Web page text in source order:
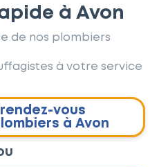
à Avon
de nos plombiers
à votre service
rendez-vous
à Avon